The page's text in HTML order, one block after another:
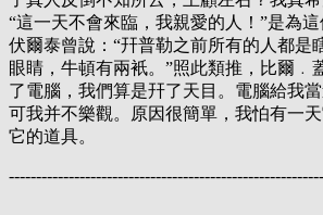
“這一天不會來臨，我親愛的人！”是為這
伏爾泰曾說：“幵普勒之前所有的人都是
眼睛，牛頓有兩衹。”照此類推，比爾﹒
了電腦，我們算是幵了天目。電腦給我
可我并不樂觀。原因很簡單，我怕有一
它的道具。